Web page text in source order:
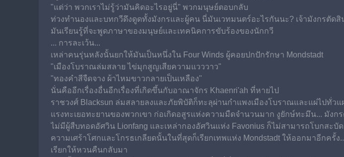
"แต่ว่า พวกเราไม่รู้ว่ามันคิดอะไรอยู่นี่" พวกมนุษย์ตอบกลับ
ท่วงทำนองและบทกวีดึงดูดทั้งมังกรและผู้คน นี่มันเวทมนตร์อะไรกันนะ? เจ้ามังกรตัด
มันเรียนรู้ที่จะพูดภาษาของมนุษย์และเทคนิคการขับร้องของนักกวี
... การละเว้น...
เหล่าคนรุ่นหลังนั้นยกให้มันเป็นหนึ่งใน Four Winds ผู้คอยปกปักรักษา Mondstadt
"เมืองโบราณล่มสลาย ไข่มุกสูญเสียความแวววาว"
"ทองคำสีจืดจาง ผ้าไหมขาวกลายเป็นเหลือง"
นั่นคืออีกเรื่องอื่นอีกเรื่องที่เกิดขึ้นกับอาณาจักร Khaenri'ah ที่หายไป
ราชวงศ์ Blacksun ล่มสลายลงและภัยพิบัติก็ทะลุผ่านกำแพงเมืองโบราณและแผ่ไปทั่
แรงทะเยอทะยานของพวกเขา ก่อเกิดอสูรแห่งความมืดจำนวนมาก งูยักษ์ทะมึน... มังก
ไม่มีผู้สืบทอดอัศวิน Lionfang และเหล่ากองอัศวินแห่ง Favonius ก็ไม่สามารถโบกสะบั
ความเศร้าโศกและโกรธเกลียดนั้นในที่สุดก็เรียกเทพแห่ง Mondstadt ให้ออกมาอีกค
เรียกให้หวนคืนกลับมา